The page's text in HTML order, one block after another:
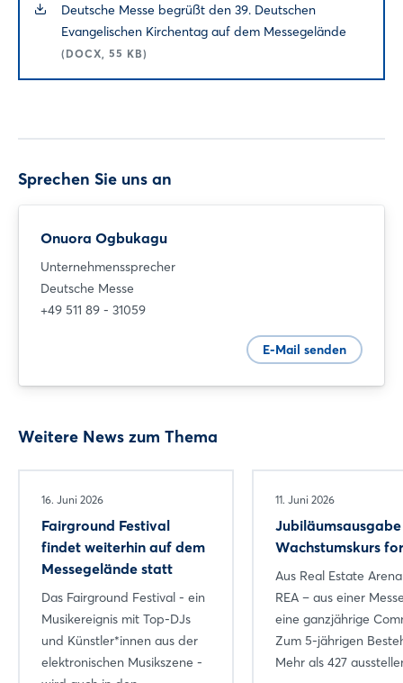
Deutsche Messe begrüßt den 39. Deutschen
Evangelischen Kirchentag auf dem Messegelände
(DOCX, 55 KB)
Sprechen Sie uns an
Onuora Ogbukagu
Unternehmenssprecher
Deutsche Messe
+49 511 89 - 31059
E-Mail senden
Weitere News zum Thema
16. Juni 2026
Fairground Festival
findet weiterhin auf dem
Messegelände statt
Das Fairground Festival - ein
Musikereignis mit Top-DJs
und Künstler*innen aus der
elektronischen Musikszene -
11. Juni 2026
Wachstumskurs
Aus Real Estate
REA – aus einer
eine ganzjährige
Zum 5-jährigen
Mehr als 427